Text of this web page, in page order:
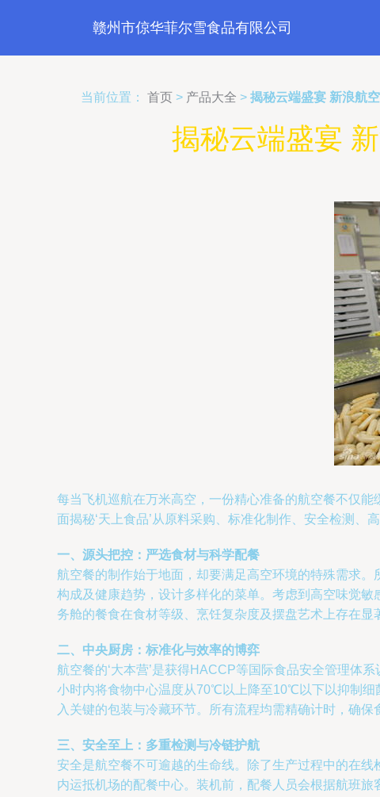
赣州市倞华菲尔雪食品有限公司
当前位置： 首页 > 产品大全 > 揭秘云端盛宴 新浪航
揭秘云端盛宴
每当飞机巡航在万米高空，一份精心准备的航空餐不仅
面揭秘‘天上食品’从原料采购、标准化制作、安全检测、
一、源头把控：严选食材与科学配餐
航空餐的制作始于地面，却要满足高空环境的特殊需求
构成及健康趋势，设计多样化的菜单。考虑到高空味觉
务舱的餐食在食材等级、烹饪复杂度及摆盘艺术上存在显
二、中央厨房：标准化与效率的博弈
航空餐的‘大本营’是获得HACCP等国际食品安全管理体
小时内将食物中心温度从70℃以上降至10℃以下以抑制细
入关键的包装与冷藏环节。所有流程均需精确计时，确保
三、安全至上：多重检测与冷链护航
安全是航空餐不可逾越的生命线。除了生产过程中的在
内运抵机场的配餐中心。装机前，配餐人员会根据航班